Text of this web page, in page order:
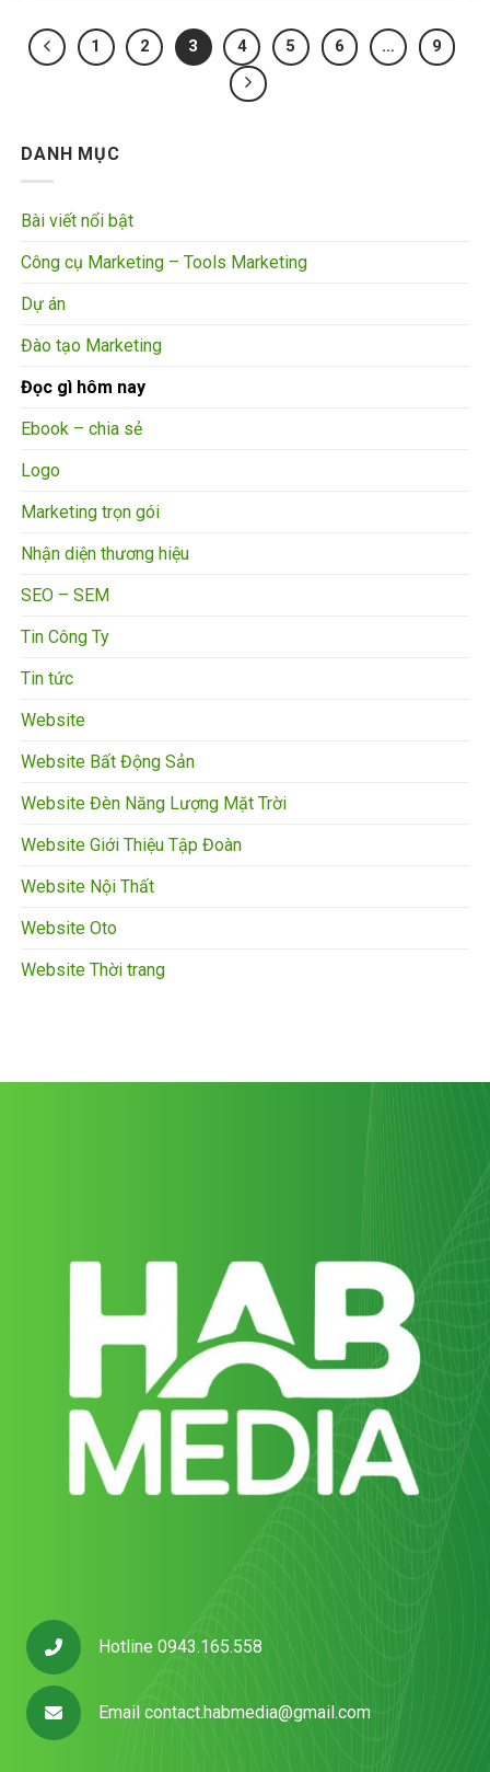
DANH MỤC
Bài viết nổi bật
Công cụ Marketing – Tools Marketing
Dự án
Đào tạo Marketing
Đọc gì hôm nay
Ebook – chia sẻ
Logo
Marketing trọn gói
Nhận diện thương hiệu
SEO – SEM
Tin Công Ty
Tin tức
Website
Website Bất Động Sản
Website Đèn Năng Lượng Mặt Trời
Website Giới Thiệu Tập Đoàn
Website Nội Thất
Website Oto
Website Thời trang
1 2 3 4 5 6 … 9
Hotline 0943.165.558
Emailcontact.habmedia@gmail.com